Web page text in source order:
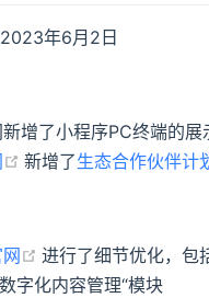
年6月2日
增了小程序PC终端的展
(opens new window)
新增了生态合作伙伴计
(opens new
进行了细节优化，包
字化内容管理“模块